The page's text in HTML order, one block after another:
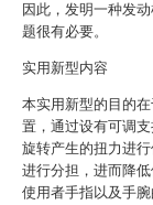
因此，发明一种发
题很有必要。
实用新型内容
本实用新型的目的
置，通过设有可调
旋转产生的扭力进
进行分担，进而降
使用者手指以及手